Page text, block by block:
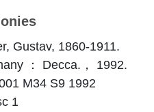
Gustav, 1860-1911.
： Decca.， 1992.
M34 S9 1992
1